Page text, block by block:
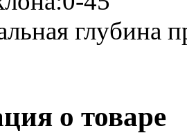
глубина
о товаре